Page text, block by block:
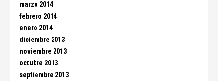
marzo 2014
febrero 2014
enero 2014
diciembre 2013
noviembre 2013
octubre 2013
septiembre 2013